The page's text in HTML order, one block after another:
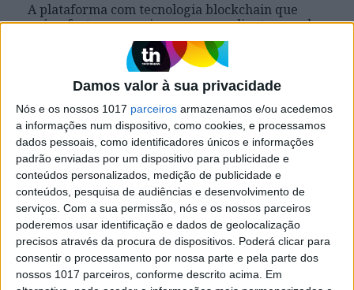
Damos valor à sua privacidade
Nós e os nossos 1017 parceiros armazenamos e/ou acedemos
a informações num dispositivo, como cookies, e processamos
dados pessoais, como identificadores únicos e informações
padrão enviadas por um dispositivo para publicidade e
conteúdos personalizados, medição de publicidade e
conteúdos, pesquisa de audiências e desenvolvimento de
serviços. Com a sua permissão, nós e os nossos parceiros
poderemos usar identificação e dados de geolocalização
precisos através da procura de dispositivos. Poderá clicar para
consentir o processamento por nossa parte e pela parte dos
nossos 1017 parceiros, conforme descrito acima. Em
A plataforma com tecnologia blockchain que
reúne frotas pesqueiras e os seus clientes recebe
investimento de 600 mil euros, a segunda aposta
da Indico Capital Partners depois da também
portuguesa Sound Particles